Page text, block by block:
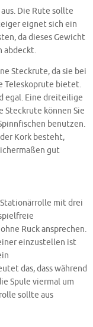
Die Rute sollte
eignet sich ein
da dieses Gewicht
abdeckt.
Steckrute, da sie bei
Teleskoprute bietet.
egal. Eine dreiteilige
Steckrute können Sie
benutzen.
Kork besteht,
gut
mit drei
Ruck ansprechen.
einzustellen ist
das, dass während
Spule viermal um
sollte aus